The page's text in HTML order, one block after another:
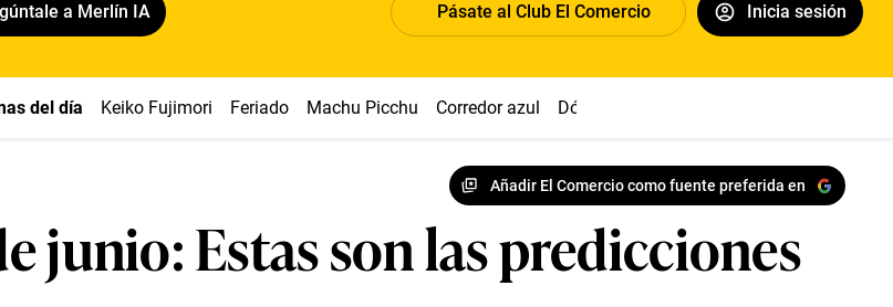
a Merlín IA Pásate al Club El Comercio Inicia sesión
del día Keiko Fujimori Feriado Machu Picchu Corredor azul Dólar
Añadir El Comercio como fuente preferida en
junio: Estas son las predicciones